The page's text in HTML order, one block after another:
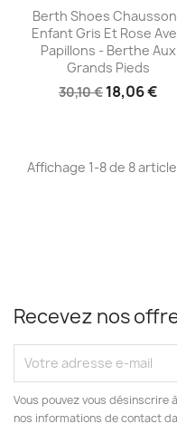
 Aperçu rapide
Berth Shoes
Enfant Gris Et Rose
Papillons - Berthe Aux
Grands Pieds
30,10 € 18,06 €
Affichage 1-8 de 8
Recevez nos
Vous pouvez vous désinscrire
nos informations de contact